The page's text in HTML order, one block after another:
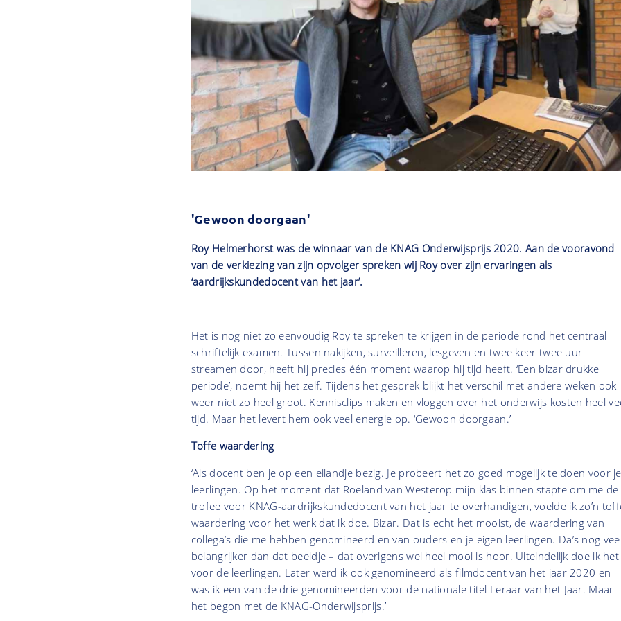
'Gewoon doorgaan'
Roy Helmerhorst was de winnaar van de KNAG Onderwijsprijs 2020. Aan de vooravond
van de verkiezing van zijn opvolger spreken wij Roy over zijn ervaringen als
‘aardrijkskundedocent van het jaar’.
Het is nog niet zo eenvoudig Roy te spreken te krijgen in de periode rond het centraal
schriftelijk examen. Tussen nakijken, surveilleren, lesgeven en twee keer twee uur
streamen door, heeft hij precies één moment waarop hij tijd heeft. ‘Een bizar drukke
periode’, noemt hij het zelf. Tijdens het gesprek blijkt het verschil met andere weken ook
weer niet zo heel groot. Kennisclips maken en vloggen over het onderwijs kosten heel
tijd. Maar het levert hem ook veel energie op. ‘Gewoon doorgaan.’
Toffe waardering
‘Als docent ben je op een eilandje bezig. Je probeert het zo goed mogelijk te doen voor je
leerlingen. Op het moment dat Roeland van Westerop mijn klas binnen stapte om me de
trofee voor KNAG-aardrijkskundedocent van het jaar te overhandigen, voelde ik zo’n
waardering voor het werk dat ik doe. Bizar. Dat is echt het mooist, de waardering van
collega’s die me hebben genomineerd en van ouders en je eigen leerlingen. Da’s nog veel
belangrijker dan dat beeldje – dat overigens wel heel mooi is hoor. Uiteindelijk doe ik het
voor de leerlingen. Later werd ik ook genomineerd als filmdocent van het jaar 2020 en
was ik een van de drie genomineerden voor de nationale titel Leraar van het Jaar. Maar
het begon met de KNAG-Onderwijsprijs.’